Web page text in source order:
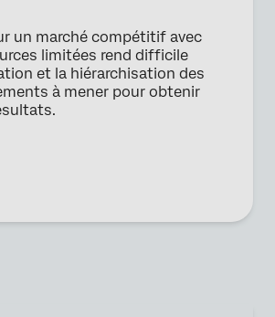
un marché compétitif avec
limitées rend difficile
et la hiérarchisation des
à mener pour obtenir